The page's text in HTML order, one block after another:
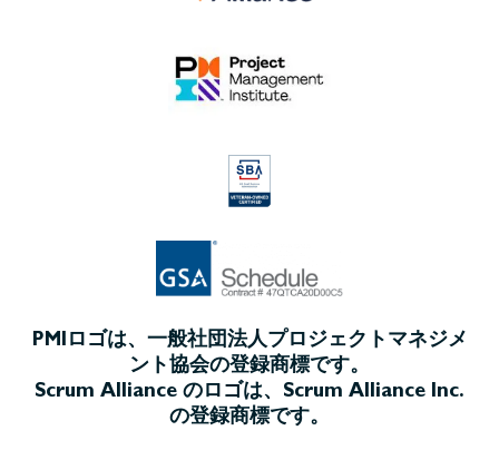
PMIロゴは、一般社団法人プロジェクトマネジメ
ント協会の登録商標です。
Scrum Alliance のロゴは、Scrum Alliance Inc.
の登録商標です。